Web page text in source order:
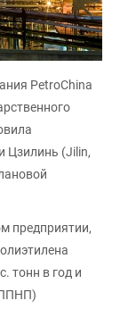
PetroChina
Цзилинь (Jilin,
предприятии,
тонн в год и